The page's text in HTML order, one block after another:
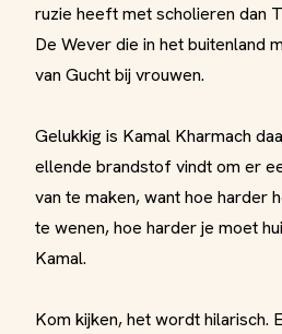
ruzie heeft met scholieren dan
De Wever die in het buitenland
van Gucht bij vrouwen.
Gelukkig is Kamal Kharmach
ellende brandstof vindt om er
van te maken, want hoe harder
te wenen, hoe harder je moet
Kamal.
Kom kijken, het wordt hilarisch.